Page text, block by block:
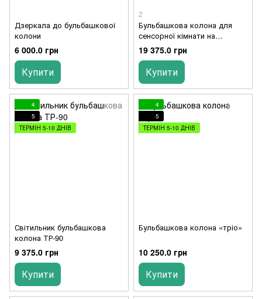
Дзеркала до бульбашкової
колони
6 000.0 грн
Купити
2
Бульбашкова колона для
сенсорної кімнати на
підставці
19 375.0 грн
Купити
4
5
ТЕРМІН 5-10 ДНІВ
Світильник бульбашкова
колона ТР-90
9 375.0 грн
Купити
4
5
ТЕРМІН 5-10 ДНІВ
Бульбашкова колона «тріо»
10 250.0 грн
Купити